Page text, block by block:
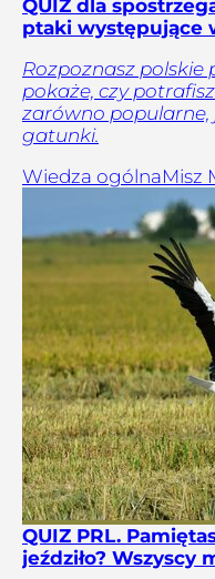
QUIZ dla
ptaki występujące
Rozpoznasz polskie
pokaże, czy
zarówno
gatunki.
Wiedza ogólnaMisz
QUIZ PRL.
jeździło? Wszyscy